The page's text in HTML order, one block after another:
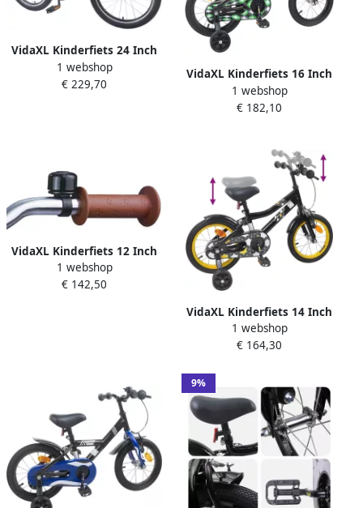
VidaXL Kinderfiets 24 Inch
voor 8-12 jaar oud Blauw
Zwart
1 webshop
€ 229,70
VidaXL Kinderfiets 16 Inch
voor 4-6 jaar oud Zwart
1 webshop
€ 182,10
VidaXL Kinderfiets 12 Inch
voor 2-4 jaar oud Zwart
1 webshop
€ 142,50
VidaXL Kinderfiets 14 Inch
voor 3-5 jaar oud Zwart
1 webshop
€ 164,30
9%